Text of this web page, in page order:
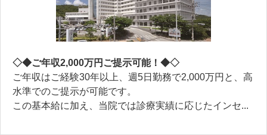
◇◆ご年収2,000万円ご提示可能！◆◇
ご年収はご経験30年以上、週5日勤務で2,000万円と、高
水準でのご提示が可能です。
この基本給に加え、当院では診療実績に応じたインセ...